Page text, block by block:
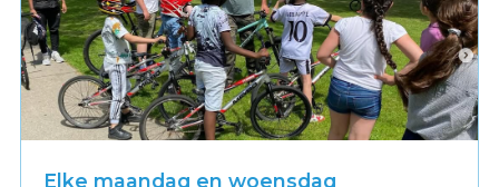
Elke maandag en woensdag